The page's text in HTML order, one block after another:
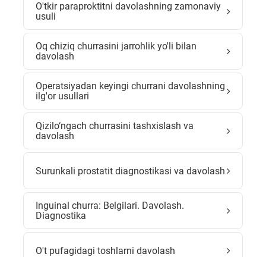
O'tkir paraproktitni davolashning zamonaviy
usuli
Oq chiziq churrasini jarrohlik yo'li bilan
davolash
Operatsiyadan keyingi churrani davolashning
ilg'or usullari
Qizilo‘ngach churrasini tashxislash va
davolash
Surunkali prostatit diagnostikasi va davolash
Inguinal churra: Belgilari. Davolash.
Diagnostika
O't pufagidagi toshlarni davolash